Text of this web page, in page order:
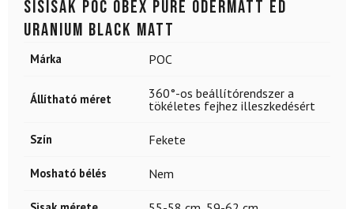
Sísisak POC Obex Pure Odermatt Ed
Uranium Black Matt
Márka POC
Állítható méret
360°-os beállítórendszer a
tökéletes fejhez illeszkedésért
Szín Fekete
Mosható bélés Nem